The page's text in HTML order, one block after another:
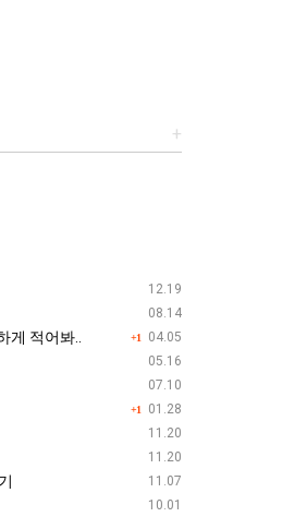
+
12.19
08.14
+1 04.05
게 적어봐..
05.16
07.10
+1 01.28
11.20
11.20
11.07
10.01